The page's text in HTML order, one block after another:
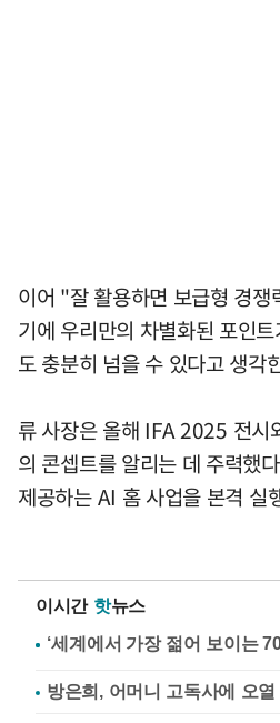
이어 "잘 활용하면 보급형 경쟁
기에 우리만의 차별화된 포인
도 충분히 넘을 수 있다고 생각
류 사장은 올해 IFA 2025 전시
의 콘셉트를 알리는 데 주력했
제공하는 AI 홈 사업을 본격 실
이시간 핫뉴스
방은희, 어머니 고독사에 오